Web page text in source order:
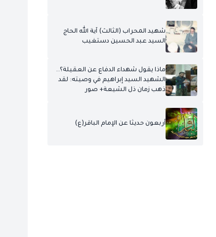
شهيد المحراب (الثالث) آية الله الحاج
السيد عبد الحسين دستغيب
ماذا يقول شهداء الدفاع عن العقيلة؟..
الشهيد السيد إبراهيم في وصيته: لقد
ذهب زمان ذل الشيعة+ صور
أربعون حديثا عن الإمام الباقر(ع)